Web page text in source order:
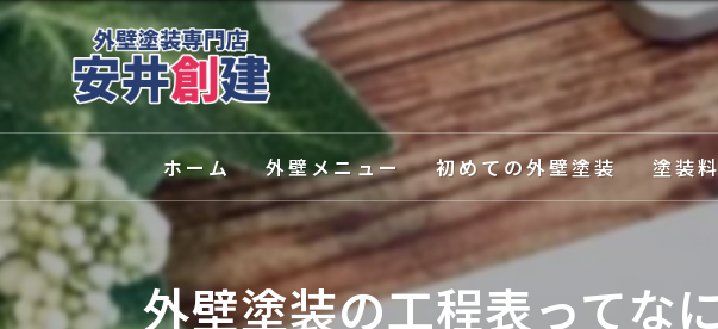
ホーム 外壁メニュー
外壁塗装
屋根塗装
初めての外壁塗装
選ばれる理由
塗装の種類
塗装
外壁塗装の工程表ってな